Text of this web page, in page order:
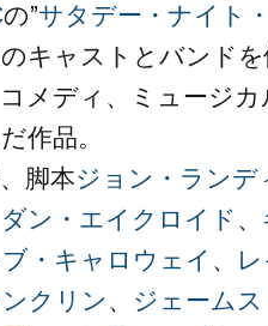
の”サタデー・ナイト
キャストとバンド
メディ、ミュージ
作品。
脚本ジョン・ランデ
ダン・エイクロイド 、
・キャロウェイ 、
クリン 、 ジェーム